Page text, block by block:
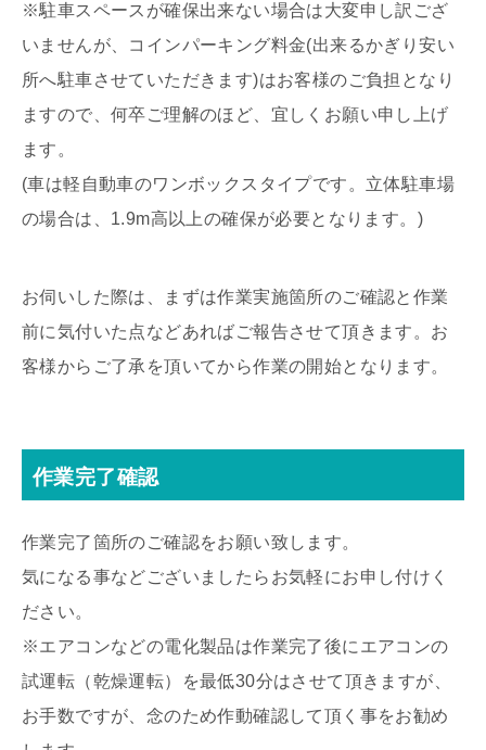
※駐車スペースが確保出来ない場合は大変申し訳ござ
いませんが、コインパーキング料金(出来るかぎり安い
所へ駐車させていただきます)はお客様のご負担となり
ますので、何卒ご理解のほど、宜しくお願い申し上げ
ます。
(車は軽自動車のワンボックスタイプです。立体駐車場
の場合は、1.9m高以上の確保が必要となります。)
お伺いした際は、まずは作業実施箇所のご確認と作業
前に気付いた点などあればご報告させて頂きます。お
客様からご了承を頂いてから作業の開始となります。
作業完了確認
作業完了箇所のご確認をお願い致します。
気になる事などございましたらお気軽にお申し付けく
ださい。
※エアコンなどの電化製品は作業完了後にエアコンの
試運転（乾燥運転）を最低30分はさせて頂きますが、
お手数ですが、念のため作動確認して頂く事をお勧め